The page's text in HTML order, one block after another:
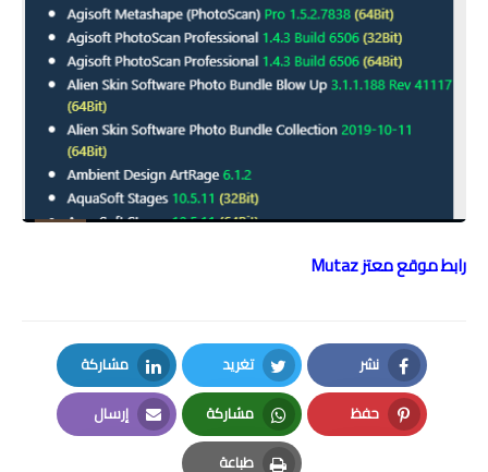
رابط موقع معتز Mutaz
نشر
Facebook
تغريد
Twitter
مشاركة
LinkedIn
حفظ
Pinterest
مشاركة
Whatsapp
إرسال
Email
طباعة